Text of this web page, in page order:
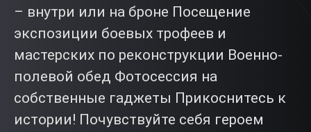
– внутри или на броне Посещение
экспозиции боевых трофеев и
мастерских по реконструкции Военно-
полевой обед Фотосессия на
собственные гаджеты Прикоснитесь к
истории! Почувствуйте себя героем